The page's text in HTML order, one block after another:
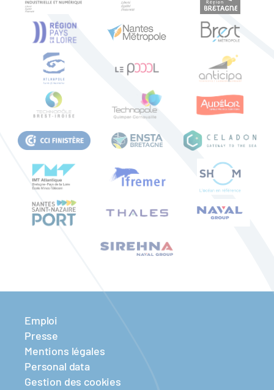
Emploi
Presse
Mentions légales
Personal data
Gestion des cookies